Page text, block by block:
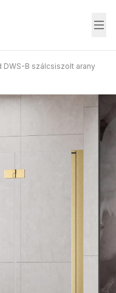
DWS-B szálcsiszolt arany